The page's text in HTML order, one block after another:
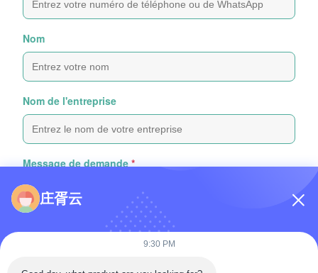
Nom
Nom de l'entreprise
Message de demande *
庄胥云
9:30 PM